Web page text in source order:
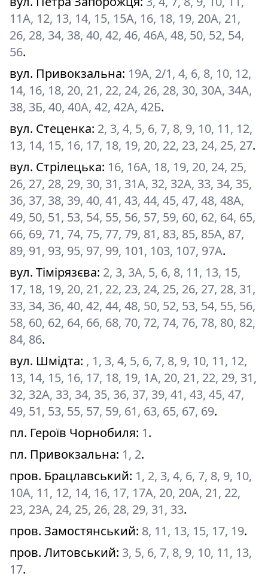
11А, 12, 13, 14, 15, 15А, 16, 18, 19, 20А, 21,
26, 28, 34, 38, 40, 42, 46, 46А, 48, 50, 52, 54,
56.
вул. Привокзальна: 19А, 2/1, 4, 6, 8, 10, 12,
14, 16, 18, 20, 21, 22, 24, 26, 28, 30, 30А, 34А,
38, 3Б, 40, 40А, 42, 42А, 42Б.
вул. Стеценка: 2, 3, 4, 5, 6, 7, 8, 9, 10, 11, 12,
13, 14, 15, 16, 17, 18, 19, 20, 22, 23, 24, 25, 27.
вул. Стрілецька: 16, 16А, 18, 19, 20, 24, 25,
26, 27, 28, 29, 30, 31, 31А, 32, 32А, 33, 34, 35,
36, 37, 38, 39, 40, 41, 43, 44, 45, 47, 48, 48А,
49, 50, 51, 53, 54, 55, 56, 57, 59, 60, 62, 64, 65,
66, 69, 71, 74, 75, 77, 79, 81, 83, 85, 85А, 87,
89, 91, 93, 95, 97, 99, 101, 103, 107, 97А.
вул. Тімірязєва: 2, 3, 3А, 5, 6, 8, 11, 13, 15,
17, 18, 19, 20, 21, 22, 23, 24, 25, 26, 27, 28, 31,
33, 34, 36, 40, 42, 44, 48, 50, 52, 53, 54, 55, 56,
58, 60, 62, 64, 66, 68, 70, 72, 74, 76, 78, 80, 82,
84, 86.
вул. Шмідта: , 1, 3, 4, 5, 6, 7, 8, 9, 10, 11, 12,
13, 14, 15, 16, 17, 18, 19, 1А, 20, 21, 22, 29, 31,
32, 32А, 33, 34, 35, 36, 37, 39, 41, 43, 45, 47,
49, 51, 53, 55, 57, 59, 61, 63, 65, 67, 69.
пл. Героїв Чорнобиля: 1.
пл. Привокзальна: 1, 2.
пров. Брацлавський: 1, 2, 3, 4, 6, 7, 8, 9, 10,
10А, 11, 12, 14, 16, 17, 17А, 20, 20А, 21, 22,
23, 23А, 24, 25, 26, 28, 29, 31, 33.
пров. Замостянський: 8, 11, 13, 15, 17, 19.
пров. Литовський: 3, 5, 6, 7, 8, 9, 10, 11, 13,
17.